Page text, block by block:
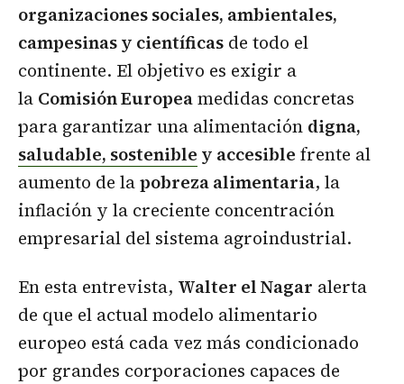
organizaciones sociales, ambientales,
campesinas y científicas de todo el
continente. El objetivo es exigir a
la Comisión Europeamedidas concretas
para garantizar una alimentación digna,
saludable, sostenible y accesible frente al
aumento de lapobreza alimentaria, la
inflación y la creciente concentración
empresarial del sistema agroindustrial.
En esta entrevista, Walter el Nagar alerta
de que el actual modelo alimentario
europeo está cada vez más condicionado
por grandes corporaciones capaces de